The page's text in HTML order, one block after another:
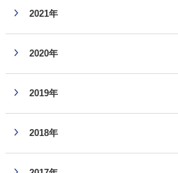
2021年
2020年
2019年
2018年